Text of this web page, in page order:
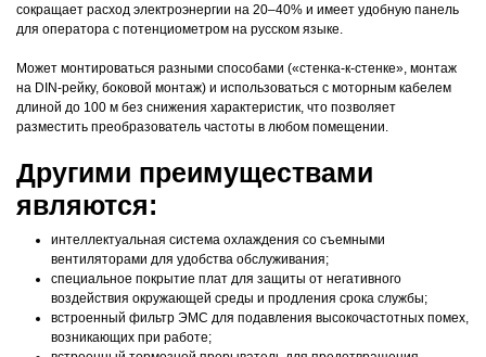
сокращает расход электроэнергии на 20–40% и имеет удобную панель
для оператора с потенциометром на русском языке.
Может монтироваться разными способами («стенка-к-стенке», монтаж
на DIN-рейку, боковой монтаж) и использоваться с моторным кабелем
длиной до 100 м без снижения характеристик, что позволяет
разместить преобразователь частоты в любом помещении.
Другими преимуществами
являются:
интеллектуальная система охлаждения со съемными
вентиляторами для удобства обслуживания;
специальное покрытие плат для защиты от негативного
воздействия окружающей среды и продления срока службы;
встроенный фильтр ЭМС для подавления высокочастотных помех,
возникающих при работе;